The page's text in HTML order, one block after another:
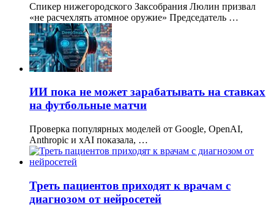
Спикер нижегородского Заксобрания Люлин призвал
«не расчехлять атомное оружие» Председатель …
ИИ пока не может зарабатывать на ставках
на футбольные матчи
Проверка популярных моделей от Google, OpenAI,
Anthropic и xAI показала, …
Треть пациентов приходят к врачам с
диагнозом от нейросетей